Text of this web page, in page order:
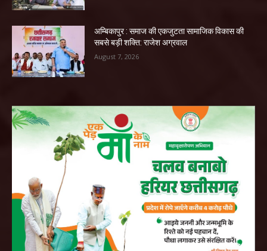
अम्बिकापुर : समाज की एकजुटता सामाजिक विकास की
सबसे बड़ी शक्ति: राजेश अग्रवाल
August 7, 2026